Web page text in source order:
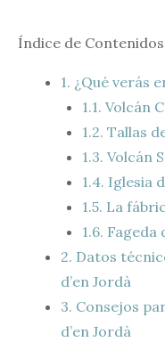
Índice de Contenidos
1. ¿Qué verás
1.1. Volcán
1.2. Tallas
1.3. Volcán
1.4. Iglesia
1.5. La
1.6. Fageda
2. Datos
d’en Jordà
3. Consejos
d’en Jordà